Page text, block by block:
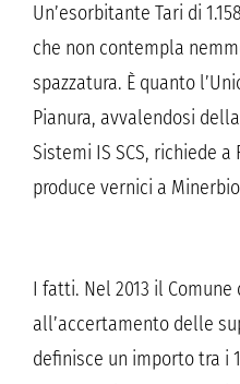
Un’esorbitante Tari di
che non contempla
spazzatura. È quanto
Pianura, avvalendosi
Sistemi IS SCS, richiede
produce vernici a
I fatti. Nel 2013 il
all’accertamento delle
definisce un importo tra i